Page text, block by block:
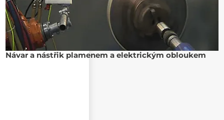
Návar a nástřik plamenem a elektrickým obloukem